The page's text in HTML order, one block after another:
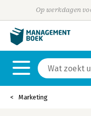
Op werkdagen
Marketing